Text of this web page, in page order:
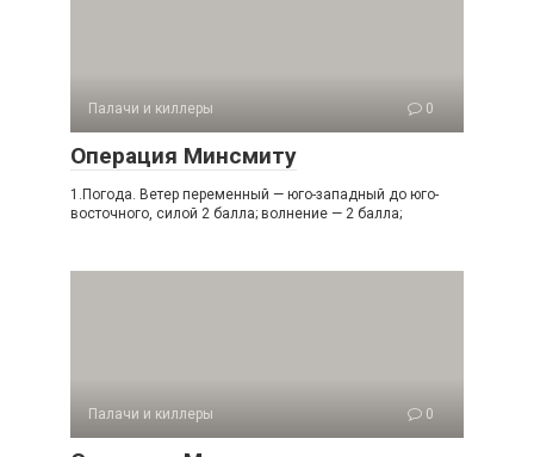
Палачи и киллеры 0
Операция Минсмиту
1.Погода. Ветер переменный — юго-западный до юго-
восточного, силой 2 балла; волнение — 2 балла;
Палачи и киллеры 0